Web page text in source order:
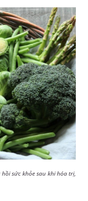
sức khỏe sau khi hóa trị,